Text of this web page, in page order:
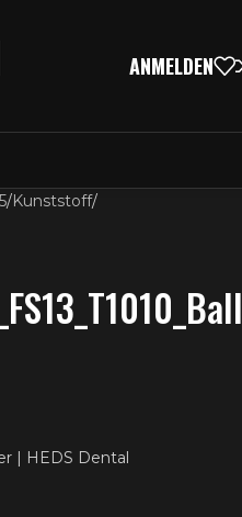
ANMELDEN
/Kunststoff/
| HEDS Dental